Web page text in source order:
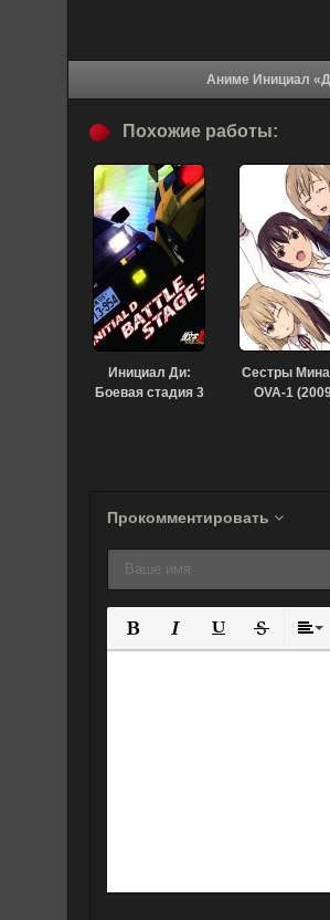
Похожие работы:
Инициал Ди:
Боевая стадия 3
Сестры
OVA-1
Прокомментировать
Полужирный
КурсивПодчеркнутый